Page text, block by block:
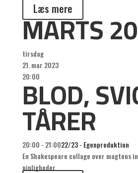
Læs mere
MARTS
tirsdag
21. mar 2023
20:00
BLOD,
TÅRER
20:00 - 21:0022/23 - Egenproduktion
En Shakespeare collage over magtens
pinligheder.